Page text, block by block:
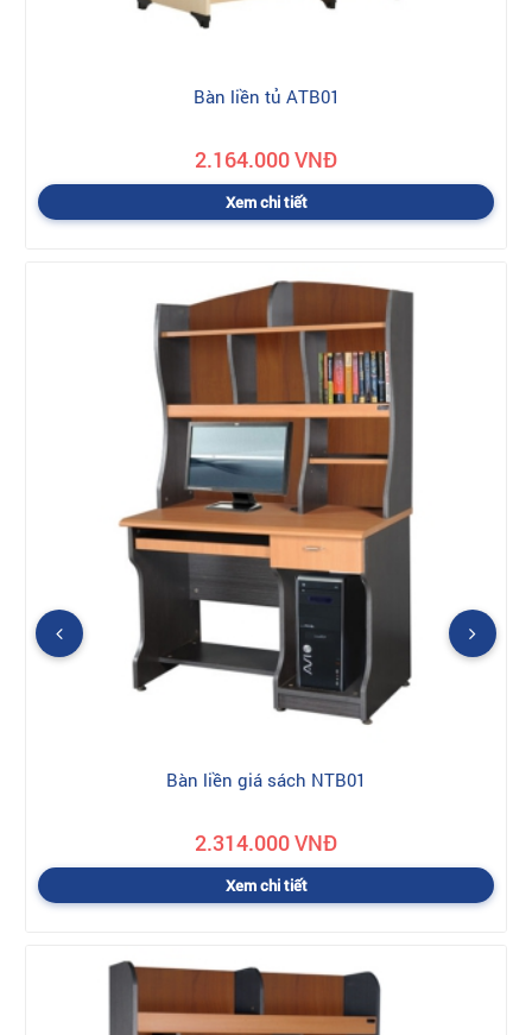
Bàn liền tủ ATB01
2.164.000 VNĐ
Xem chi tiết
Bàn liền giá sách NTB01
2.314.000 VNĐ
Xem chi tiết